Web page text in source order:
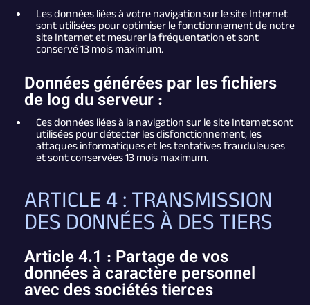
Les données liées à votre navigation sur le site Internet
sont utilisées pour optimiser le fonctionnement de notre
site Internet et mesurer la fréquentation et sont
conservé 13 mois maximum.
Données générées par les fichiers
de log du serveur :
Ces données liées à la navigation sur le site Internet sont
utilisées pour détecter les disfonctionnement, les
attaques informatiques et les tentatives frauduleuses
et sont conservées 13 mois maximum.
ARTICLE 4 : TRANSMISSION
DES DONNÉES À DES TIERS
Article 4.1 : Partage de vos
données à caractère personnel
avec des sociétés tierces